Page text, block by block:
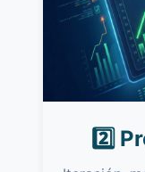
2️⃣